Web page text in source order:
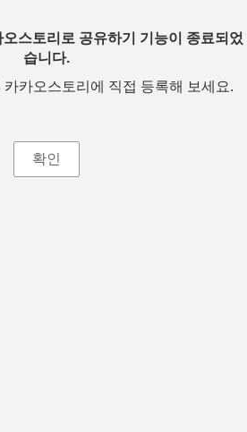
스토리로 공유하기 기능이 종료되었
습니다.
카오스토리에 직접 등록해 보세요.
확인